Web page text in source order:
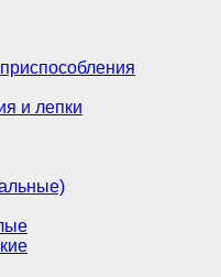
и лепки